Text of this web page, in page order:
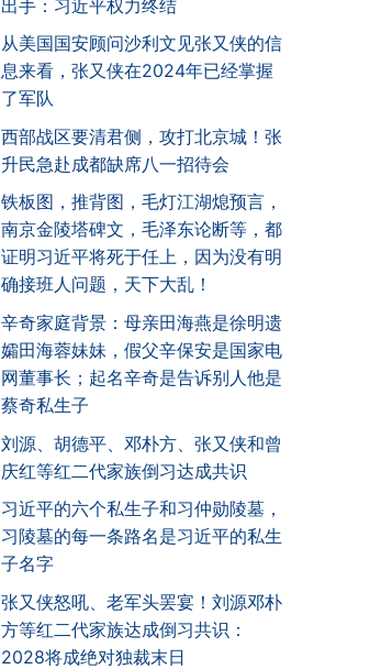
出手：习近平权力终结
从美国国安顾问沙利文见张又侠的信
息来看，张又侠在2024年已经掌握
了军队
西部战区要清君侧，攻打北京城！张
升民急赴成都缺席八一招待会
铁板图，推背图，毛灯江湖熄预言，
南京金陵塔碑文，毛泽东论断等，都
证明习近平将死于任上，因为没有明
确接班人问题，天下大乱！
辛奇家庭背景：母亲田海燕是徐明遗
孀田海蓉妹妹，假父辛保安是国家电
网董事长；起名辛奇是告诉别人他是
蔡奇私生子
刘源、胡德平、邓朴方、张又侠和曾
庆红等红二代家族倒习达成共识
习近平的六个私生子和习仲勋陵墓，
习陵墓的每一条路名是习近平的私生
子名字
张又侠怒吼、老军头罢宴！刘源邓朴
方等红二代家族达成倒习共识：
2028将成绝对独裁末日